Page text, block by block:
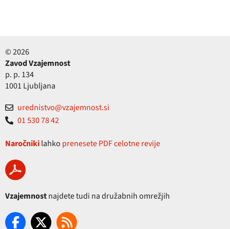
© 2026
Zavod Vzajemnost
p. p. 134
1001 Ljubljana
urednistvo@vzajemnost.si
01 530 78 42
Naročnikilahko prenesete PDF celotne revije
Vzajemnostnajdete tudi na družabnih omrežjih